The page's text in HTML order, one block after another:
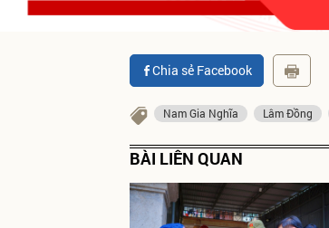
Chia sẻ Facebook
Nam Gia Nghĩa Lâm Đồng
BÀI LIÊN QUAN